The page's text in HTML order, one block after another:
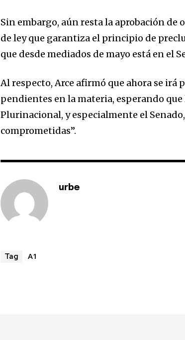
Sin embargo, aún resta la aprobación de
de ley que garantiza el principio de
que desde mediados de mayo está en el
Al respecto, Arce afirmó que ahora se irá
pendientes en la materia, esperando
Plurinacional, y especialmente el
comprometidas”.
urbe
Tag A1